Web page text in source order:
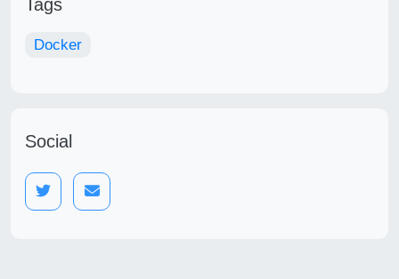
Tags
Docker
Social